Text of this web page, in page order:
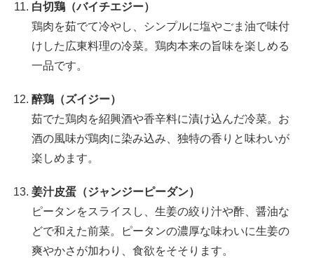
白切鶏（バイチエジー）
鶏肉を茹でて冷やし、シンプルに塩やごま油で味付
けした広東料理の冷菜。鶏肉本来の旨味を楽しめる
一品です。
醉鶏（ズイジー）
茹でた鶏肉を紹興酒や香辛料に漬け込んだ冷菜。お
酒の風味が鶏肉に染み込み、独特の香りと味わいが
楽しめます。
姜汁皮蛋（ジャンジーピーダン）
ピータンをスライスし、生姜の絞り汁や酢、醤油な
どで和えた前菜。ピータンの濃厚な味わいに生姜の
爽やかさが加わり、食欲をそそります。